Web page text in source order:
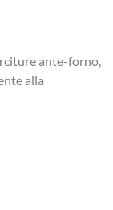
ante-forno,
alla